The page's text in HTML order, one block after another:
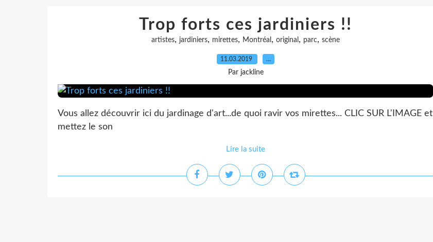
Trop forts ces jardiniers !!
artistes, jardiniers, mirettes, Montréal , original , parc, scène
11.03.2019 …
Par jackline
Vous allez découvrir ici du jardinage d'art...de quoi ravir vos mirettes... CLIC SUR L'IMAGE et
mettez le son
Lire la suite